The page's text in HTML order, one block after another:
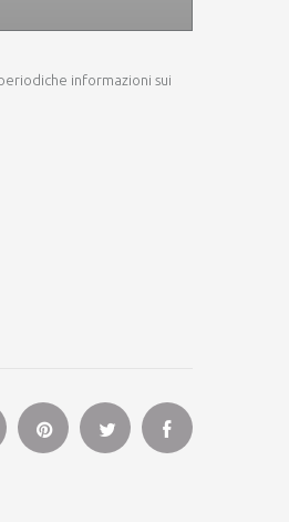
informazioni sui